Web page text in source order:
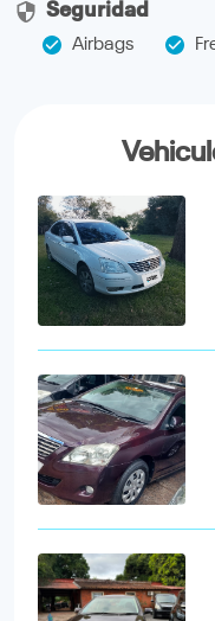
Seguridad
Airbags